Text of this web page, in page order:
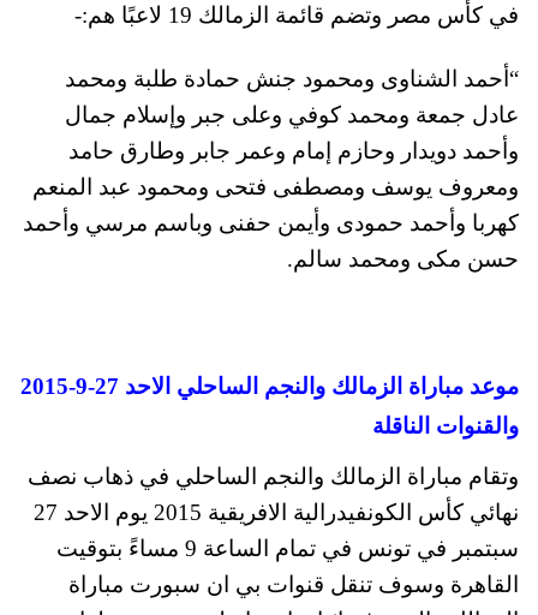
في كأس مصر وتضم قائمة الزمالك 19 لاعبًا هم:-
“أحمد الشناوى ومحمود جنش حمادة طلبة ومحمد
عادل جمعة ومحمد كوفي وعلى جبر وإسلام جمال
وأحمد دويدار وحازم إمام وعمر جابر وطارق حامد
ومعروف يوسف ومصطفى فتحى ومحمود عبد المنعم
كهربا وأحمد حمودى وأيمن حفنى وباسم مرسي وأحمد
حسن مكى ومحمد سالم.
موعد مباراة الزمالك والنجم الساحلي الاحد 27-9-2015
والقنوات الناقلة
وتقام مباراة الزمالك والنجم الساحلي في ذهاب نصف
نهائي كأس الكونفيدرالية الافريقية 2015 يوم الاحد 27
سبتمبر في تونس في تمام الساعة 9 مساءً بتوقيت
القاهرة وسوف تنقل قنوات بي ان سبورت مباراة